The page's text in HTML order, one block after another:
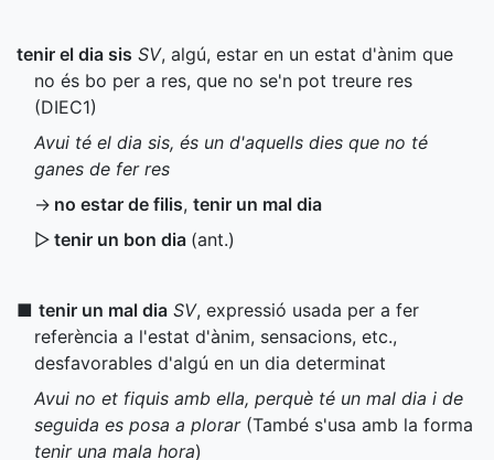
tenir el dia sis SV, algú, estar en un estat d'ànim que
no és bo per a res, que no se'n pot treure res
(DIEC1)
Avui té el dia sis, és un d'aquells dies que no té
ganes de fer res
→ no estar de filis, tenir un mal dia
▷ tenir un bon dia (ant.)
■ tenir un mal dia SV, expressió usada per a fer
referència a l'estat d'ànim, sensacions, etc.,
desfavorables d'algú en un dia determinat
Avui no et fiquis amb ella, perquè té un mal dia i de
seguida es posa a plorar(També s'usa amb la forma
tenir una mala hora)